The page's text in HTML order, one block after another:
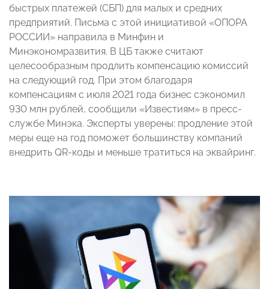
быстрых платежей (СБП) для малых и средних
предприятий. Письма с этой инициативой «ОПОРА
РОССИИ» направила в Минфин и
Минэкономразвития. В ЦБ также считают
целесообразным продлить компенсацию комиссий
на следующий год. При этом благодаря
компенсациям с июля 2021 года бизнес сэкономил
930 млн рублей, сообщили «Известиям» в пресс-
службе Минэка. Эксперты уверены: продление этой
меры еще на год поможет большинству компаний
внедрить QR-коды и меньше тратиться на эквайринг.